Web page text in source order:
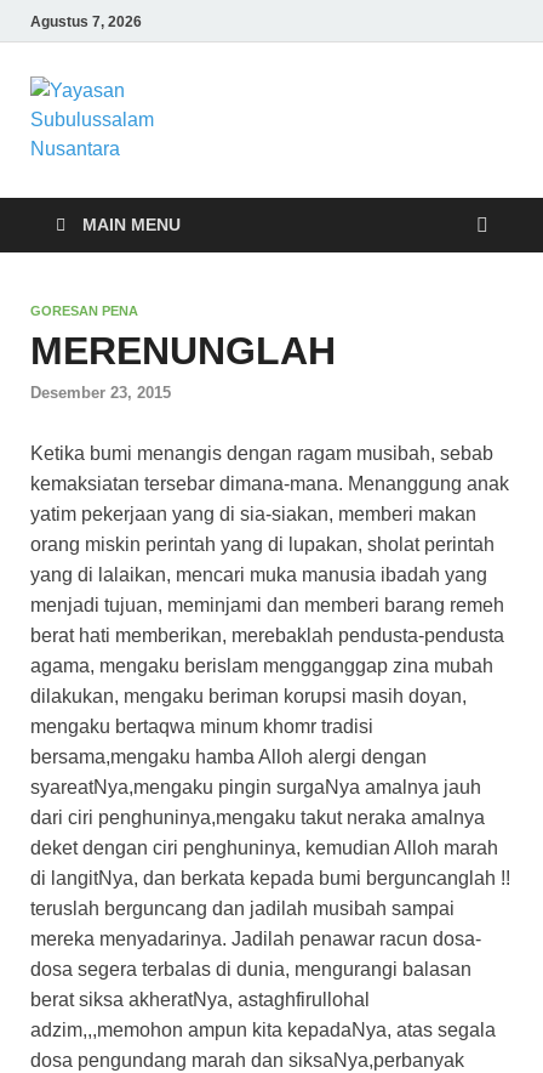
Agustus 7, 2026
Nusantara
MAIN MENU
GORESAN PENA
MERENUNGLAH
Desember 23, 2015
Ketika bumi menangis dengan ragam musibah, sebab
kemaksiatan tersebar dimana-mana. Menanggung anak
yatim pekerjaan yang di sia-siakan, memberi makan
orang miskin perintah yang di lupakan, sholat perintah
yang di lalaikan, mencari muka manusia ibadah yang
menjadi tujuan, meminjami dan memberi barang remeh
berat hati memberikan, merebaklah pendusta-pendusta
agama, mengaku berislam mengganggap zina mubah
dilakukan, mengaku beriman korupsi masih doyan,
mengaku bertaqwa minum khomr tradisi
bersama,mengaku hamba Alloh alergi dengan
syareatNya,mengaku pingin surgaNya amalnya jauh
dari ciri penghuninya,mengaku takut neraka amalnya
deket dengan ciri penghuninya, kemudian Alloh marah
di langitNya, dan berkata kepada bumi berguncanglah !!
teruslah berguncang dan jadilah musibah sampai
mereka menyadarinya. Jadilah penawar racun dosa-
dosa segera terbalas di dunia, mengurangi balasan
berat siksa akheratNya, astaghfirullohal
adzim,,,memohon ampun kita kepadaNya, atas segala
dosa pengundang marah dan siksaNya,perbanyak